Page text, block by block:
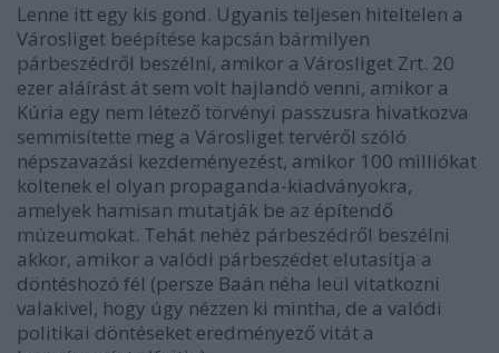
Lenne itt egy kis gond. Ugyanis teljesen hiteltelen a
Városliget beépítése kapcsán bármilyen
párbeszédről beszélni, amikor a Városliget Zrt. 20
ezer aláírást át sem volt hajlandó venni, amikor a
Kúria egy nem létező törvényi passzusra hivatkozva
semmisítette meg a Városliget tervéről szóló
népszavazási kezdeményezést, amikor 100 milliókat
költenek el olyan propaganda-kiadványokra,
amelyek hamisan mutatják be az építendő
múzeumokat. Tehát nehéz párbeszédről beszélni
akkor, amikor a valódi párbeszédet elutasítja a
döntéshozó fél (persze Baán néha leül vitatkozni
valakivel, hogy úgy nézzen ki mintha, de a valódi
politikai döntéseket eredményező vitát a